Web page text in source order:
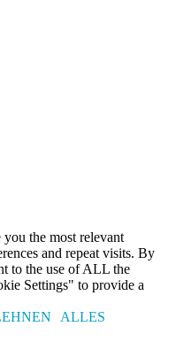
the most relevant
and repeat visits. By
to the use of ALL the
Settings" to provide a
ALLES